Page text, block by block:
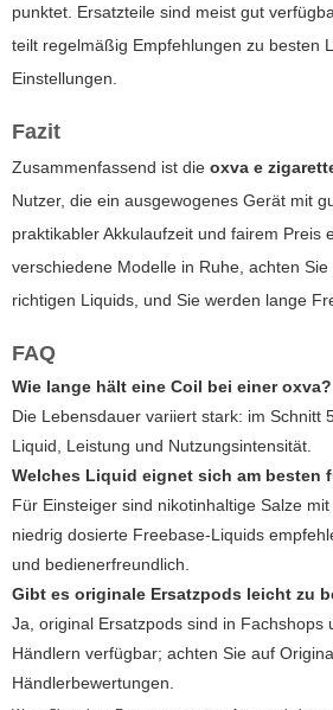
punktet. Ersatzteile sind meist gut
teilt regelmäßig Empfehlungen zu besten
Einstellungen.
Fazit
Zusammenfassend ist die oxva e
Nutzer, die ein ausgewogenes Gerät mit
praktikabler Akkulaufzeit und fairem Preis
verschiedene Modelle in Ruhe, achten
richtigen Liquids, und Sie werden lange
FAQ
Wie lange hält eine Coil bei einer oxva?
Die Lebensdauer variiert stark: im Schnitt
Liquid, Leistung und Nutzungsintensität.
Welches Liquid eignet sich am besten
Für Einsteiger sind nikotinhaltige Salze
niedrig dosierte Freebase-Liquids
und bedienerfreundlich.
Gibt es originale Ersatzpods leicht zu
Ja, original Ersatzpods sind in Fachshops
Händlern verfügbar; achten Sie auf
Händlerbewertungen.